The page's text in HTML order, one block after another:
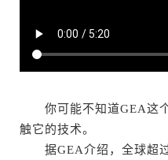
你可能不知道GEA这个
触它的技术。
据GEA介绍，全球超过